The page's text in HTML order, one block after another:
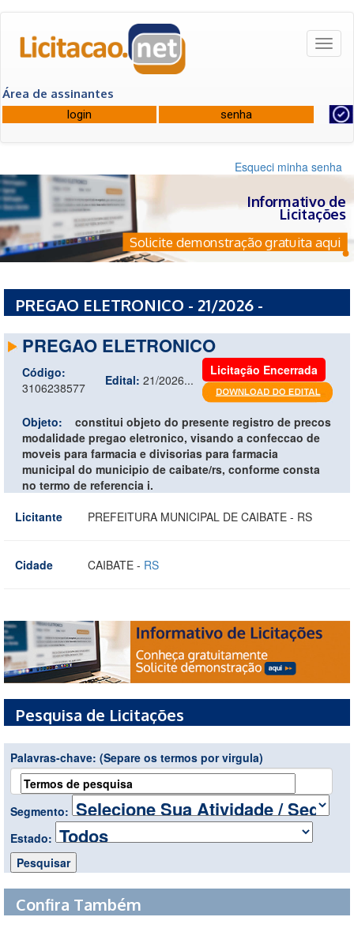
Área de assinantes
Esqueci minha senha
Informativo de
Licitações
Solicite demonstração gratuita aqui
PREGAO ELETRONICO - 21/2026 -
PREGAO ELETRONICO
Código:
3106238577
Edital: 21/2026...
Licitação Encerrada
Objeto:
constitui objeto do presente registro de precos
modalidade pregao eletronico, visando a confeccao de
moveis para farmacia e divisorias para farmacia
municipal do municipio de caibate/rs, conforme consta
no termo de referencia i.
Licitante
PREFEITURA MUNICIPAL DE CAIBATE - RS
Cidade CAIBATE - RS
Pesquisa de Licitações
Palavras-chave: (Separe os termos por virgula)
Segmento:
Estado:
Confira Também